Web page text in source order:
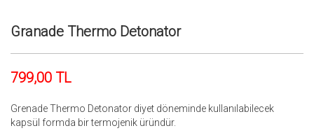
Granade Thermo Detonator
799,00 TL
Grenade Thermo Detonator diyet döneminde kullanılabilecek
kapsül formda bir termojenik üründür.